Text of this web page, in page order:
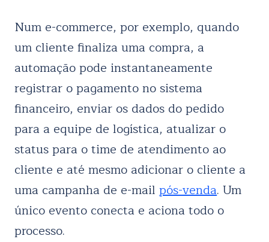
Num e-commerce, por exemplo, quando
um cliente finaliza uma compra, a
automação pode instantaneamente
registrar o pagamento no sistema
financeiro, enviar os dados do pedido
para a equipe de logística, atualizar o
status para o time de atendimento ao
cliente e até mesmo adicionar o cliente a
uma campanha de e-mailpós-venda. Um
único evento conecta e aciona todo o
processo.